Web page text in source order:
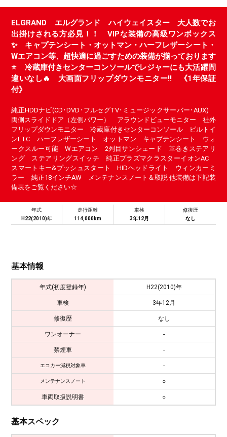
ELGRAND エルグランド ハイウェイスター 大人数でお
出掛けされる方必見！！ VIPな装備の高級ワンボックス
✨ キャプテンシート・オットマン・ハーフレザーシート・
Wエアコン等、超快適に過ごすための装備が揃っております
⭐ 冷蔵庫付きセンターコンソールでレジャーにも大活躍間
違いなし🔥 大画面フリップダウンモニター!! 《1年保証
付》
純正HDDナビ(CD･DVD･フルセグTV･ミュージックサーバー･AUX)
両側スライドドア（左側パワー） アラウンドビューモニター 社外
フリップダウンモニター 冷蔵庫付きセンターコンソール ビルトイ
ンETC ハーフレザーシート オットマン キャプテンシート ウォ
ークスルー可能 Wエアコン 2列目サンシェード 革巻きステアリ
ング ステアリングスイッチ 純正プラズマクラスターイオンAC
スマートキー&プッシュスタート HIDヘッドライト ウィンカーミ
ラー 純正18インチAW メンテナンスノート＆取説 他装備は下記装
備表をご覧ください☆
年式
H22(2010)年
走行距離
114,000km
車検
3年12月
修復歴
なし
基本情報
年式(初度登録年) H22(2010)年
車検 3年12月
修復歴 なし
ワンオーナー -
禁煙車 -
エコカー減税対象車 -
メンテナンスノート ○
車両取扱説明書 ○
基本スペック